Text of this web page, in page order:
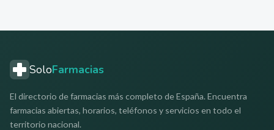
SoloFarmacias
El directorio de farmacias más completo de España. Encuentra
farmacias abiertas, horarios, teléfonos y servicios en todo el
territorio nacional.